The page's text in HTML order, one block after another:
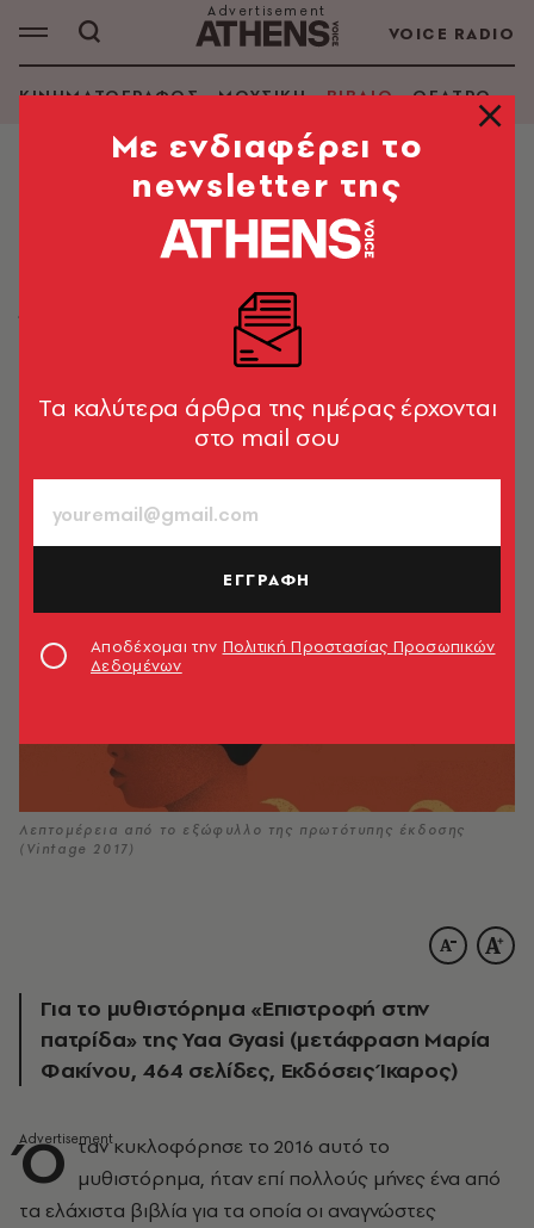
VOICE RADIO
ΚΙΝΗΜΑΤΟΓΡΑΦΟΣ ΜΟΥΣΙΚΗ ΒΙΒΛΙΟ ΘΕΑΤΡΟ -
«Επιστροφή στην πατρίδα»: Το
μεγάλο μαύρο μπεστ-σέλερ
Ένα σπονδυλωτό μυθιστόρημα για τον ρατσισμό, που
εκτυλίσσεται σε δύο ηπείρους και μέσα σε τρεις
Κυριάκος Αθανασιάδης
Λεπτομέρεια από το εξώφυλλο της πρωτότυπης έκδοσης
(Vintage 2017)
Για το μυθιστόρημα «Επιστροφή στην
πατρίδα» της Yaa Gyasi (μετάφραση Μαρία
Φακίνου, 464 σελίδες, Εκδόσεις Ίκαρος)
Ό ταν κυκλοφόρησε το 2016 αυτό το
μυθιστόρημα, ήταν επί πολλούς μήνες ένα από
τα ελάχιστα βιβλία για τα οποία οι αναγνώστες
Mε ενδιαφέρει το
newsletter της
Tα καλύτερα άρθρα της ημέρας έρχονται
στο mail σου
ΕΓΓΡΑΦΗ
Αποδέχομαι την Πολιτική Προστασίας Προσωπικών
Δεδομένων